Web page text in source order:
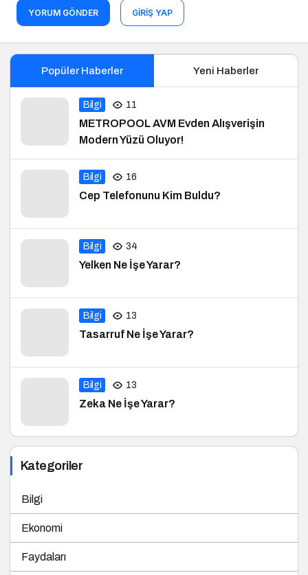
YORUM GÖNDER GIRIŞ YAP
Popüler Haberler Yeni Haberler
Bilgi 11
METROPOOL AVM Evden Alışverişin
Modern Yüzü Oluyor!
Bilgi 16
Cep Telefonunu Kim Buldu?
Bilgi 34
Yelken Ne İşe Yarar?
Bilgi 13
Tasarruf Ne İşe Yarar?
Bilgi 13
Zeka Ne İşe Yarar?
Kategoriler
Bilgi
Ekonomi
Faydaları